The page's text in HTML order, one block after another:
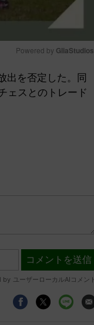
Mute
Powered by GliaStudios
出を否定した。同
ェスとのトレード